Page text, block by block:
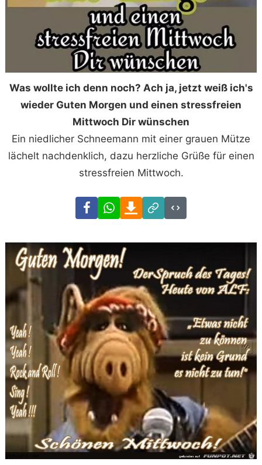
Was wollte ich denn noch? Ach ja, jetzt weiß ich's
wieder Guten Morgen und einen stressfreien
Mittwoch Dir wünschen
Ein niedlicher Schneemann mit einer grauen Mütze
lächelt nachdenklich, dazu herzliche Grüße für einen
stressfreien Mittwoch.
FacebookWhatsAppDownload
Link
Code